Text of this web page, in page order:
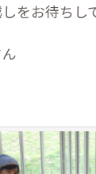
をお待ちし